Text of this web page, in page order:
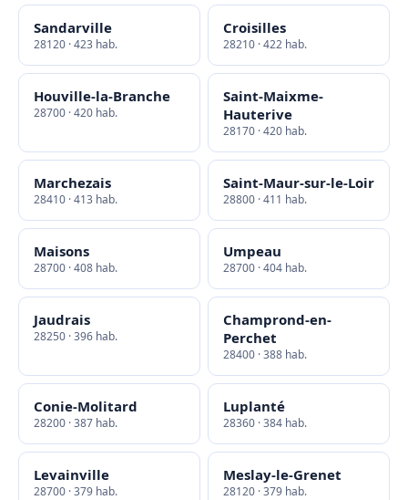
Sandarville
28120 · 423 hab.
Croisilles
28210 · 422 hab.
Houville-la-Branche
28700 · 420 hab.
Saint-Maixme-
Hauterive
28170 · 420 hab.
Marchezais
28410 · 413 hab.
Saint-Maur-sur-le-Loir
28800 · 411 hab.
Maisons
28700 · 408 hab.
Umpeau
28700 · 404 hab.
Jaudrais
28250 · 396 hab.
Champrond-en-
Perchet
28400 · 388 hab.
Conie-Molitard
28200 · 387 hab.
Luplanté
28360 · 384 hab.
Levainville
28700 · 379 hab.
Meslay-le-Grenet
28120 · 379 hab.